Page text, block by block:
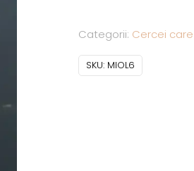
Categorii: Cercei
SKU: MIOL6